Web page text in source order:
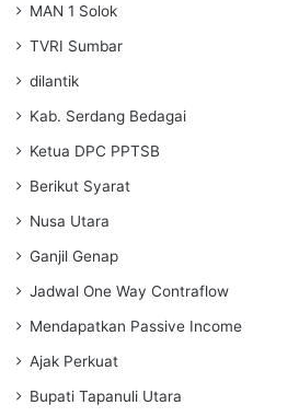
MAN 1 Solok
TVRI Sumbar
dilantik
Kab. Serdang Bedagai
Ketua DPC PPTSB
Berikut Syarat
Nusa Utara
Ganjil Genap
Jadwal One Way Contraflow
Mendapatkan Passive Income
Ajak Perkuat
Bupati Tapanuli Utara